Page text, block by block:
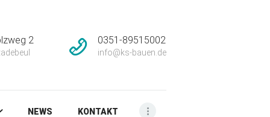
2 0351-89515002
info@ks-bauen.de
NEWS KONTAKT